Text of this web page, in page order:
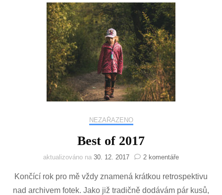
NEZAŘAZENO
Best of 2017
aktualizováno na 30. 12. 2017 2 komentářeu
s
názvem
Končící rok pro mě vždy znamená krátkou retrospektivu
nad archivem fotek. Jako již tradičně dodávám pár kusů,